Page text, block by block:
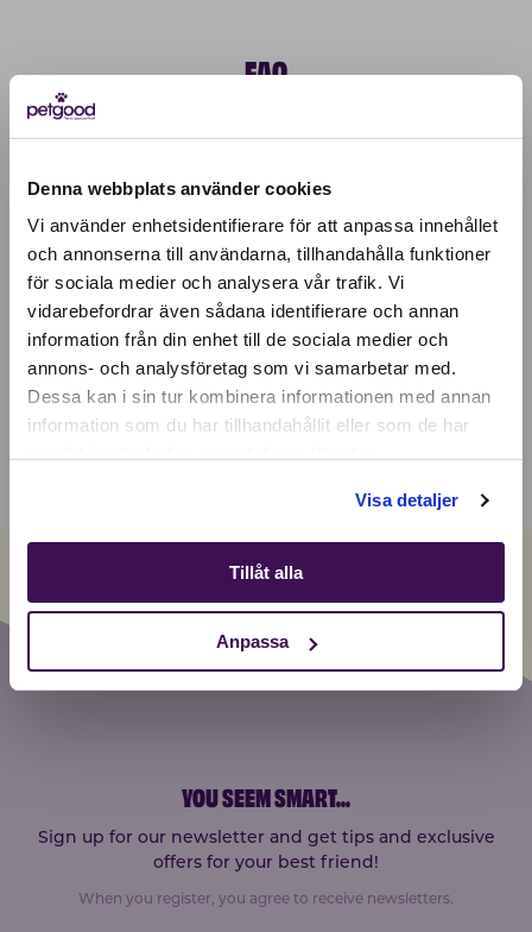
Denna webbplats använder cookies
Vi använder enhetsidentifierare för att anpassa innehållet
och annonserna till användarna, tillhandahålla funktioner
för sociala medier och analysera vår trafik. Vi
vidarebefordrar även sådana identifierare och annan
information från din enhet till de sociala medier och
annons- och analysföretag som vi samarbetar med.
Dessa kan i sin tur kombinera informationen med annan
information som du har tillhandahållit eller som de har
Visa detaljer
Tillåt alla
Anpassa
Active location:
Hungary
Currency: EUR
SELECT YOUR COUNTRY:
FAQ
What is the commitment period?
What about shipping if I have a subscription?
How long is the delivery time?
YOU SEEM SMART...
Sign up for our newsletter and get tips and exclusive
offers for your best friend!
When you register, you agree to receive newsletters.